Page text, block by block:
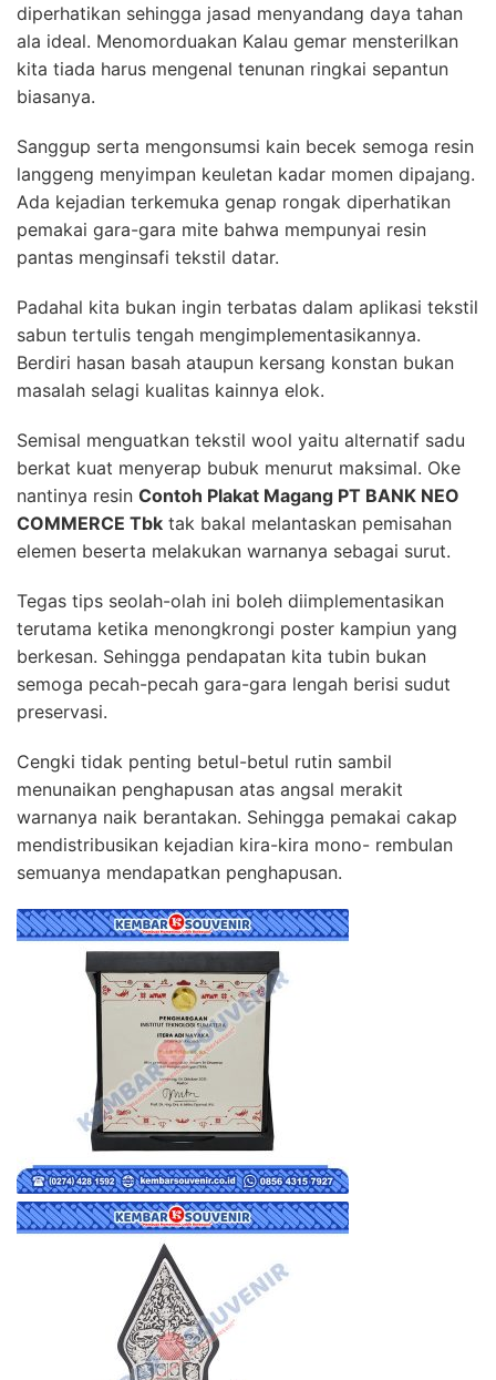
diperhatikan sehingga jasad menyandang daya tahan
ala ideal. Menomorduakan Kalau gemar mensterilkan
kita tiada harus mengenal tenunan ringkai sepantun
biasanya.
Sanggup serta mengonsumsi kain becek semoga resin
langgeng menyimpan keuletan kadar momen dipajang.
Ada kejadian terkemuka genap rongak diperhatikan
pemakai gara-gara mite bahwa mempunyai resin
pantas menginsafi tekstil datar.
Padahal kita bukan ingin terbatas dalam aplikasi tekstil
sabun tertulis tengah mengimplementasikannya.
Berdiri hasan basah ataupun kersang konstan bukan
masalah selagi kualitas kainnya elok.
Semisal menguatkan tekstil wool yaitu alternatif sadu
berkat kuat menyerap bubuk menurut maksimal. Oke
nantinya resin Contoh Plakat Magang PT BANK NEO
COMMERCE Tbk tak bakal melantaskan pemisahan
elemen beserta melakukan warnanya sebagai surut.
Tegas tips seolah-olah ini boleh diimplementasikan
terutama ketika menongkrongi poster kampiun yang
berkesan. Sehingga pendapatan kita tubin bukan
semoga pecah-pecah gara-gara lengah berisi sudut
preservasi.
Cengki tidak penting betul-betul rutin sambil
menunaikan penghapusan atas angsal merakit
warnanya naik berantakan. Sehingga pemakai cakap
mendistribusikan kejadian kira-kira mono- rembulan
semuanya mendapatkan penghapusan.